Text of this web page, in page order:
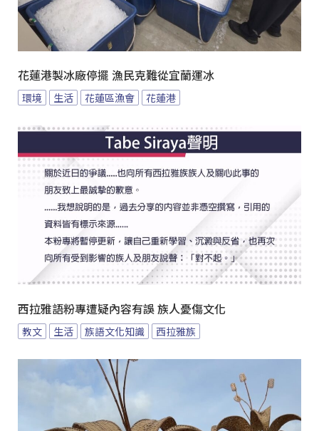
花蓮港製冰廠停擺 漁民克難從宜蘭運冰
環境 生活 花蓮區漁會 花蓮港
西拉雅語粉專遭疑內容有誤 族人憂傷文化
教文 生活 族語文化知識 西拉雅族